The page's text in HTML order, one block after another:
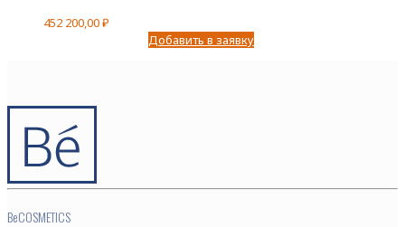
452 200,00₽
Добавить в заявку
BeCOSMETICS